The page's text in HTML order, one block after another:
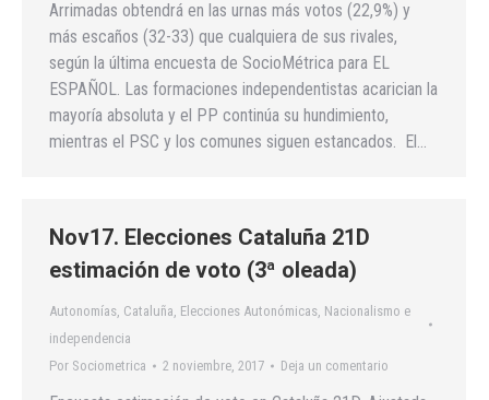
Arrimadas obtendrá en las urnas más votos (22,9%) y
más escaños (32-33) que cualquiera de sus rivales,
según la última encuesta de SocioMétrica para EL
ESPAÑOL. Las formaciones independentistas acarician la
mayoría absoluta y el PP continúa su hundimiento,
mientras el PSC y los comunes siguen estancados. El…
Nov17. Elecciones Cataluña 21D
estimación de voto (3ª oleada)
Autonomías, Cataluña, Elecciones Autonómicas, Nacionalismo e
independencia
Por Sociometrica 2 noviembre, 2017 Deja un comentario